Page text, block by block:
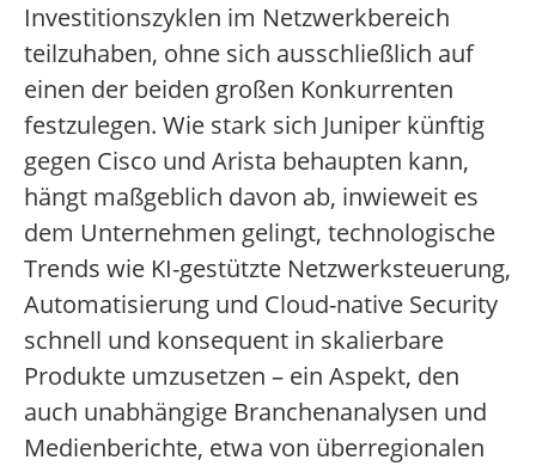
Investitionszyklen im Netzwerkbereich
teilzuhaben, ohne sich ausschließlich auf
einen der beiden großen Konkurrenten
festzulegen. Wie stark sich Juniper künftig
gegen Cisco und Arista behaupten kann,
hängt maßgeblich davon ab, inwieweit es
dem Unternehmen gelingt, technologische
Trends wie KI-gestützte Netzwerksteuerung,
Automatisierung und Cloud-native Security
schnell und konsequent in skalierbare
Produkte umzusetzen – ein Aspekt, den
auch unabhängige Branchenanalysen und
Medienberichte, etwa von überregionalen